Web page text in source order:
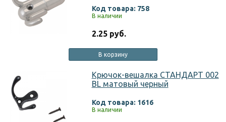
Код товара: 758
В наличии
2.25 руб.
В корзину
Крючок-вешалка СТАНДАРТ 002
BL матовый черный
Код товара: 1616
В наличии